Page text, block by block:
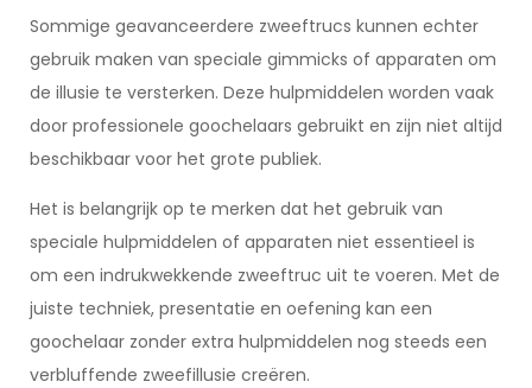
Sommige geavanceerdere zweeftrucs kunnen echter
gebruik maken van speciale gimmicks of apparaten om
de illusie te versterken. Deze hulpmiddelen worden vaak
door professionele goochelaars gebruikt en zijn niet altijd
beschikbaar voor het grote publiek.
Het is belangrijk op te merken dat het gebruik van
speciale hulpmiddelen of apparaten niet essentieel is
om een indrukwekkende zweeftruc uit te voeren. Met de
juiste techniek, presentatie en oefening kan een
goochelaar zonder extra hulpmiddelen nog steeds een
verbluffende zweefillusie creëren.